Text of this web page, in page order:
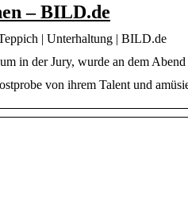
– BILD.de
| Unterhaltung | BILD.de
in der Jury, wurde an dem
von ihrem Talent und